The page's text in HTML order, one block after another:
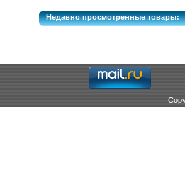
Недавно просмотренные товары: